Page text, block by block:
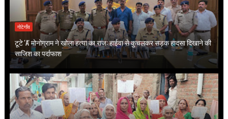
गोटेगाँव
टूटे 'A' मोनोग्राम ने खोला हत्या का राज: हाईवा से कुचलकर सड़क हादसा दिखाने की
साजिश का पर्दाफाश